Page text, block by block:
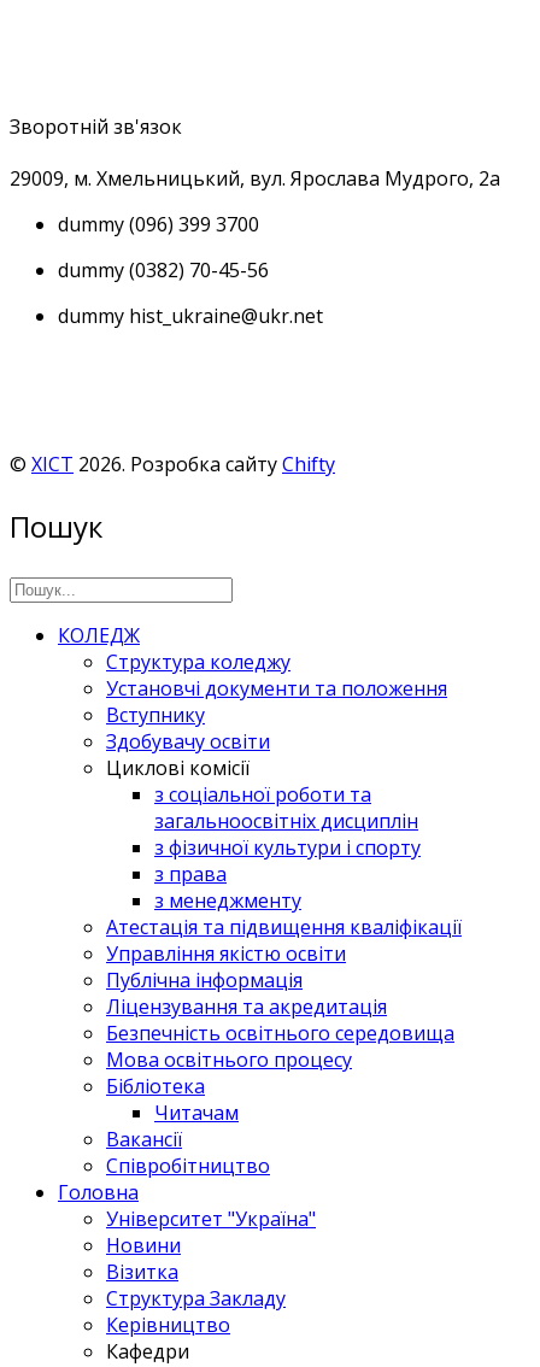
Зворотній зв'язок
29009, м. Хмельницький, вул. Ярослава Мудрого, 2а
dummy(096) 399 3700
dummy(0382) 70-45-56
dummy hist_ukraine@ukr.net
© ХІСТ 2026. Розробка сайтуChifty
Пошук
КОЛЕДЖ
Структура коледжу
Установчі документи та положення
Вступнику
Здобувачу освіти
Циклові комісії
з соціальної роботи та
загальноосвітніх дисциплін
з фізичної культури і спорту
з права
з менеджменту
Атестація та підвищення кваліфікації
Управління якістю освіти
Публічна інформація
Ліцензування та акредитація
Безпечність освітнього середовища
Мова освітнього процесу
Бібліотека
Читачам
Вакансії
Співробітництво
Головна
Університет "Україна"
Новини
Візитка
Структура Закладу
Керівництво
Кафедри